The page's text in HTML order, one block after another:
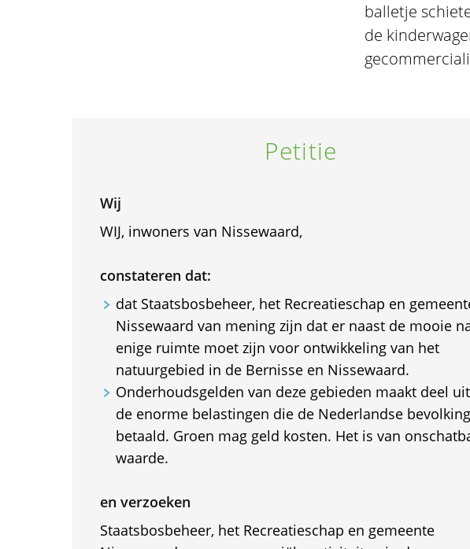
balletje
de
Petitie
Wij
WIJ, inwoners van Nissewaard,
constateren dat:
dat Staatsbosbeheer, het Recreatieschap en
Nissewaard van mening zijn dat er naast de mooie
enige ruimte moet zijn voor ontwikkeling van het
natuurgebied in de Bernisse en Nissewaard.
Onderhoudsgelden van deze gebieden maakt deel
de enorme belastingen die de Nederlandse
betaald. Groen mag geld kosten. Het is van
waarde.
en verzoeken
Staatsbosbeheer, het Recreatieschap en gemeente